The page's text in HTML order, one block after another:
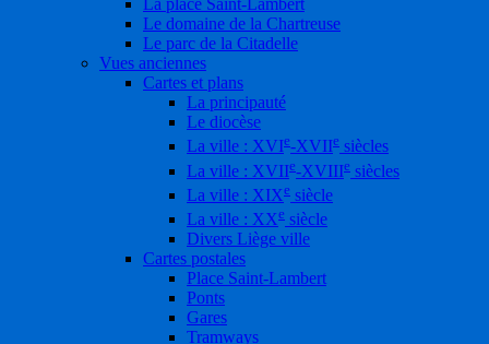
La place Saint-Lambert
Le domaine de la Chartreuse
Le parc de la Citadelle
Vues anciennes
Cartes et plans
La principauté
Le diocèse
La ville : XVIe-XVIIe siècles
La ville : XVIIe-XVIIIe siècles
La ville : XIXe siècle
La ville : XXe siècle
Divers Liège ville
Cartes postales
Place Saint-Lambert
Ponts
Gares
Tramways